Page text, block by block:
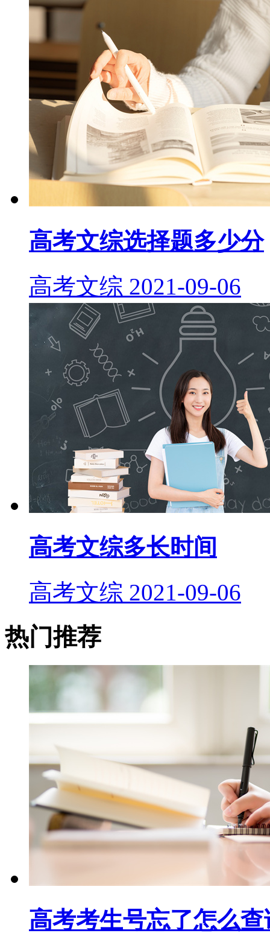
高考文综选择题多少分
高考文综 2021-09-06
高考文综多长时间
高考文综 2021-09-06
热门推荐
高考考生号忘了怎么查